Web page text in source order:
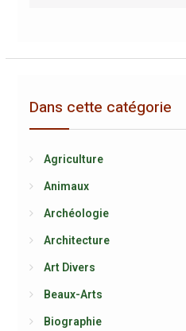
Dans cette catégorie
Agriculture
Animaux
Archéologie
Architecture
Art Divers
Beaux-Arts
Biographie